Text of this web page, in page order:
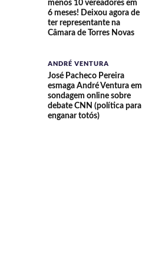
menos 10 vereadores em
6 meses! Deixou agora de
ter representante na
Câmara de Torres Novas
ANDRÉ VENTURA
José Pacheco Pereira
esmaga André Ventura em
sondagem online sobre
debate CNN (política para
enganar totós)